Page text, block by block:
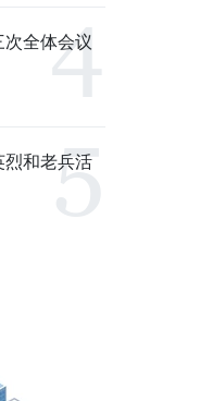
全体会议
烈和老兵活